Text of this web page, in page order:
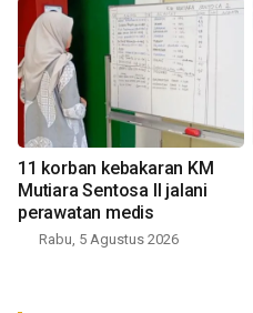
11 korban kebakaran KM
Mutiara Sentosa II jalani
perawatan medis
Rabu, 5 Agustus 2026